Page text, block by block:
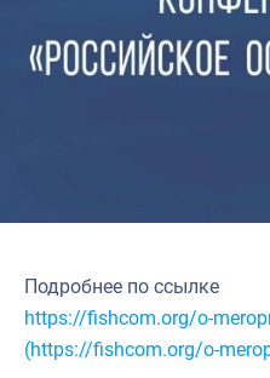
Подробнее по ссылке
https://fishcom.org/o-
(https://fishcom.org/o-